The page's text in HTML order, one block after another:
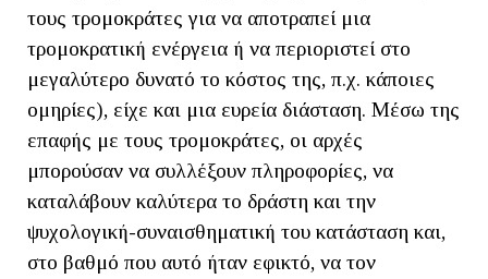
τους τρομοκράτες για να αποτραπεί μια
τρομοκρατική ενέργεια ή να περιοριστεί στο
μεγαλύτερο δυνατό το κόστος της, π.χ. κάποιες
ομηρίες), είχε και μια ευρεία διάσταση. Μέσω της
επαφής με τους τρομοκράτες, οι αρχές
μπορούσαν να συλλέξουν πληροφορίες, να
καταλάβουν καλύτερα το δράστη και την
ψυχολογική-συναισθηματική του κατάσταση και,
στο βαθμό που αυτό ήταν εφικτό, να τον